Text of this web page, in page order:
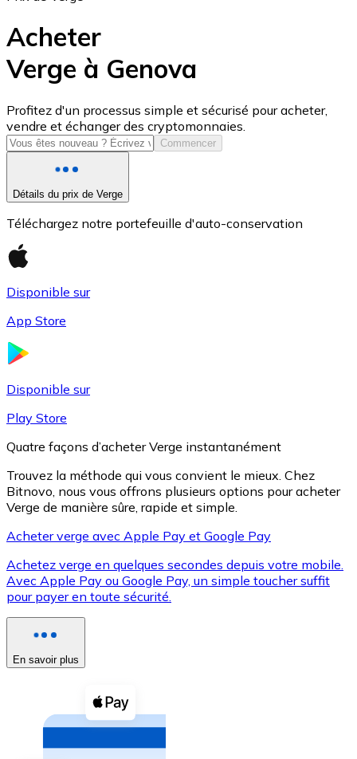
USD Coin
USDC
XRP
XRP
Voir toutes
Coupons crypto
Achetez des cryptomonnaies en espèces et d'autres
Acheter avec espèces
Acheter
Verge à Genova
Profitez d'un processus simple et sécurisé pour acheter,
vendre et échanger des cryptomonnaies.
Commencer
Détails du prix de Verge
Téléchargez notre portefeuille d'auto-conservation
Disponible sur
App Store
Disponible sur
Play Store
Quatre façons d’acheter Verge instantanément
Trouvez la méthode qui vous convient le mieux. Chez
Bitnovo, nous vous offrons plusieurs options pour acheter
Verge de manière sûre, rapide et simple.
Acheter verge avec Apple Pay et Google Pay
Achetez verge en quelques secondes depuis votre mobile.
Avec Apple Pay ou Google Pay, un simple toucher suffit
pour payer en toute sécurité.
En savoir plus